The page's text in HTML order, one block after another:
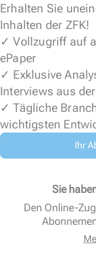
Erhalten Sie
Inhalten der ZFK!
✓ Vollzugriff auf
ePaper
✓ Exklusive
Interviews aus
✓ Tägliche
wichtigsten
Ihr
Sie
Den Online-